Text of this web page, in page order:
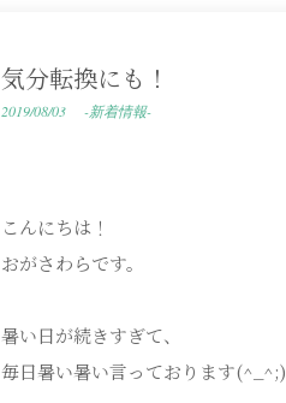
気分転換にも！
2019/08/03 -新着情報-
こんにちは！
おがさわらです。
暑い日が続きすぎて、
毎日暑い暑い言っております(^_^;)